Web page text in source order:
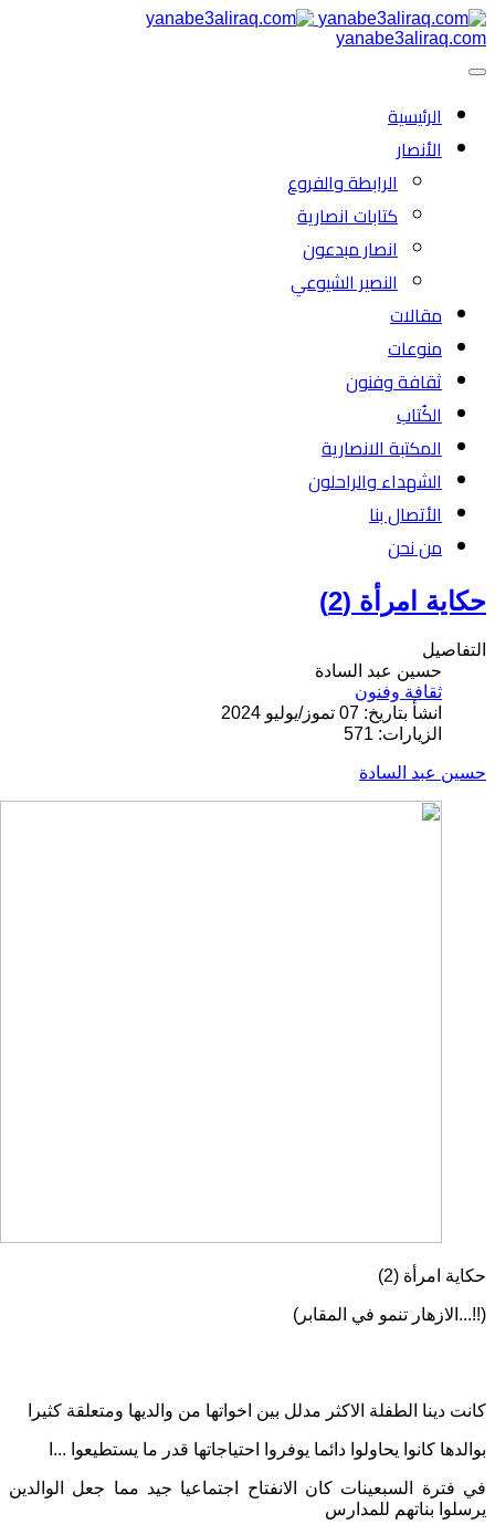
yanabe3aliraq.com
الرئیسية
الأنصار
الرابطة والفروع
كتابات انصارية
انصار مبدعون
النصیر الشیوعي
مقالات
منوعات
ثقافة وفنون
الكُتاب
المكتبة الانصارية
الشهداء والراحلون
الأتصال بنا
من نحن
حكاية امرأة (2)
التفاصيل
حسين عبد السادة
ثقافة وفنون
انشأ بتاريخ: 07 تموز/يوليو 2024
الزيارات: 571
حسين عبد السادة
حكاية امرأة (2)
(!!... الازهار تنمو في المقابر )
كانت دينا الطفلة الاكثر مدلل بين اخواتها من والديها ومتعلقة كثيرا
بوالدها كانوا يحاولوا دائما يوفروا احتياجاتها قدر ما يستطيعوا ..
.
في فترة السبعينات كان الانفتاح اجتماعيا جيد مما جعل الوالدين
يرسلوا بناتهم للمدارس